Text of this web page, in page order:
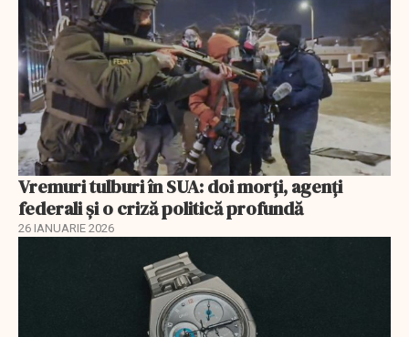
Vremuri tulburi în SUA: doi morți, agenți
federali și o criză politică profundă
26 IANUARIE 2026